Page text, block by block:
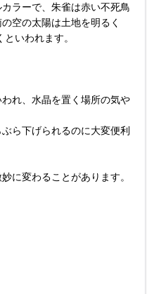
ラーで、朱雀は赤い不死鳥
空の太陽は土地を明るく
いわれます。
れ、水晶を置く場所の気や
ら下げられるのに大変便利
に変わることがあります。